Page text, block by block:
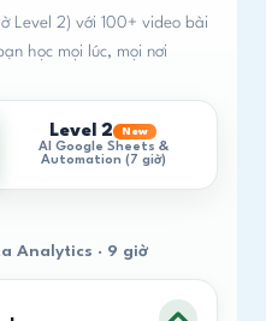
Level 2) với 100+ video bài
học mọi lúc, mọi nơi
Level 2 New
AI Google Sheets &
Automation (7 giờ)
Analytics · 9 giờ